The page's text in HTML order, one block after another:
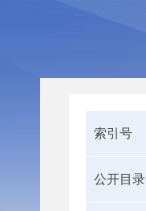
索引号
公开目录